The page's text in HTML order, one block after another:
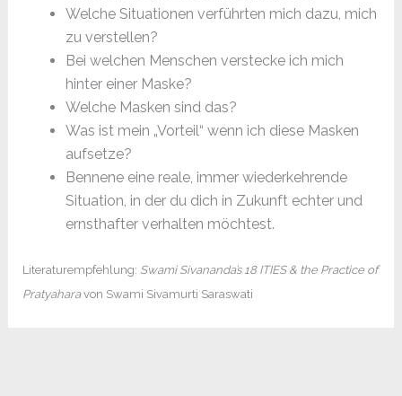
Welche Situationen verführten mich dazu, mich
zu verstellen?
Bei welchen Menschen verstecke ich mich
hinter einer Maske?
Welche Masken sind das?
Was ist mein „Vorteil“ wenn ich diese Masken
aufsetze?
Bennene eine reale, immer wiederkehrende
Situation, in der du dich in Zukunft echter und
ernsthafter verhalten möchtest.
Literaturempfehlung: Swami Sivananda’s 18 ITIES & the Practice of
Pratyaharavon Swami Sivamurti Saraswati